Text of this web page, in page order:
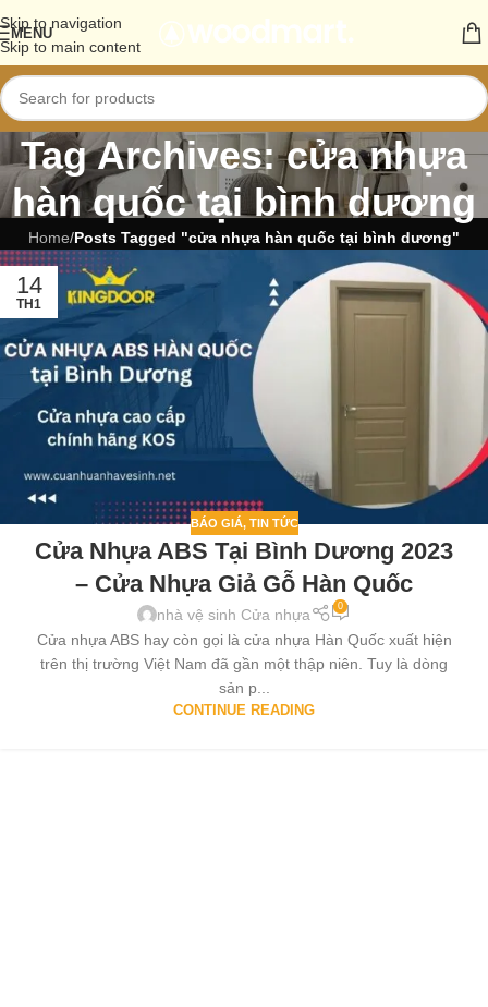
Skip to navigation
Skip to main content
MENU
Tag Archives: cửa nhựa
hàn quốc tại bình dương
Home/Posts Tagged "cửa nhựa hàn quốc tại bình dương"
14
TH1
BÁO GIÁ, TIN TỨC
Cửa Nhựa ABS Tại Bình Dương 2023
– Cửa Nhựa Giả Gỗ Hàn Quốc
nhà vệ sinh Cửa nhựa 0
Cửa nhựa ABS hay còn gọi là cửa nhựa Hàn Quốc xuất hiện
trên thị trường Việt Nam đã gần một thập niên. Tuy là dòng
sản p...
CONTINUE READING